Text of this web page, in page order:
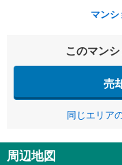
マン
このマン
売
同じエリア
周辺地図